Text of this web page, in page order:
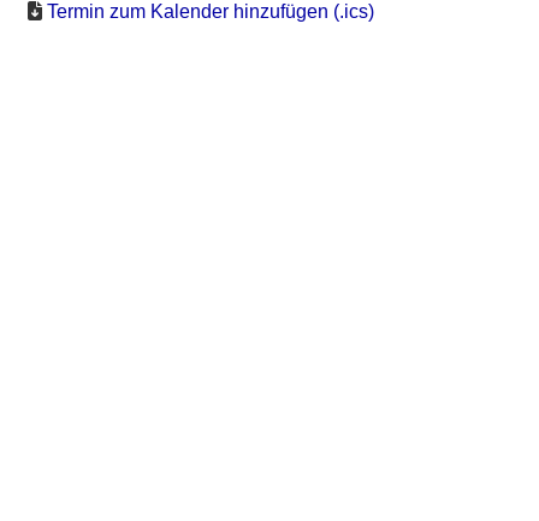
Termin zum Kalender hinzufügen (.ics)